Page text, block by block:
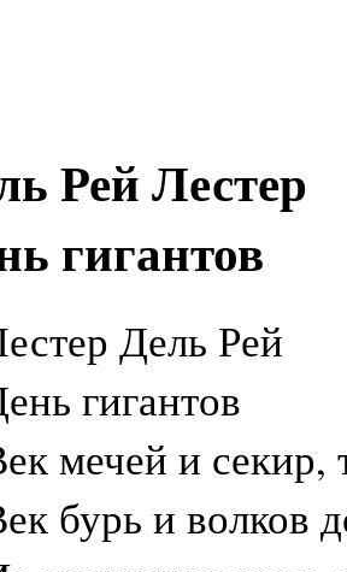
Рей Лестер
гигантов
Дель Рей
гигантов
мечей и секир,
бурь и волков